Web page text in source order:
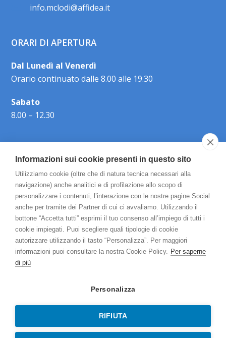
info.mclodi@affidea.it
ORARI DI APERTURA
Dal Lunedì al Venerdì
Orario continuato dalle 8.00 alle 19.30
Sabato
8.00 – 12.30
Chi siamo
Aree di intervento
Esami e prestazioni
Gli specialisti
Contatti
Prenota online
Copyright 2026 Medical Center Lodi P.I. 07439720157
Informazioni sui cookie presenti in questo sito
Utilizziamo cookie (oltre che di natura tecnica necessari alla
navigazione) anche analitici e di profilazione allo scopo di
personalizzare i contenuti, l’interazione con le nostre pagine Social
anche per tramite dei Partner di cui ci avvaliamo. Utilizzando il
bottone “Accetta tutti” esprimi il tuo consenso all’impiego di tutti i
cookie impiegati. Puoi scegliere quali tipologie di cookie
autorizzare utilizzando il tasto “Personalizza”. Per maggiori
informazioni puoi consultare la nostra Cookie Policy. Per saperne
di più
Personalizza
RIFIUTA